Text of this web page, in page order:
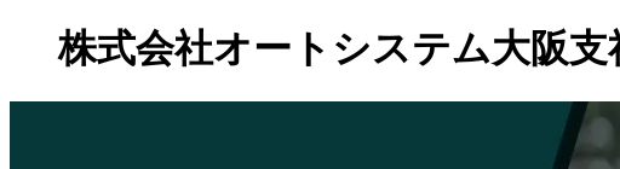
株式会社オートシステム大阪